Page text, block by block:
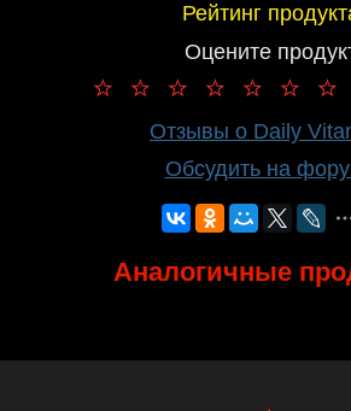
Рейтинг
Оцените
Отзывы о Daily
Обсудить на
Аналогичные